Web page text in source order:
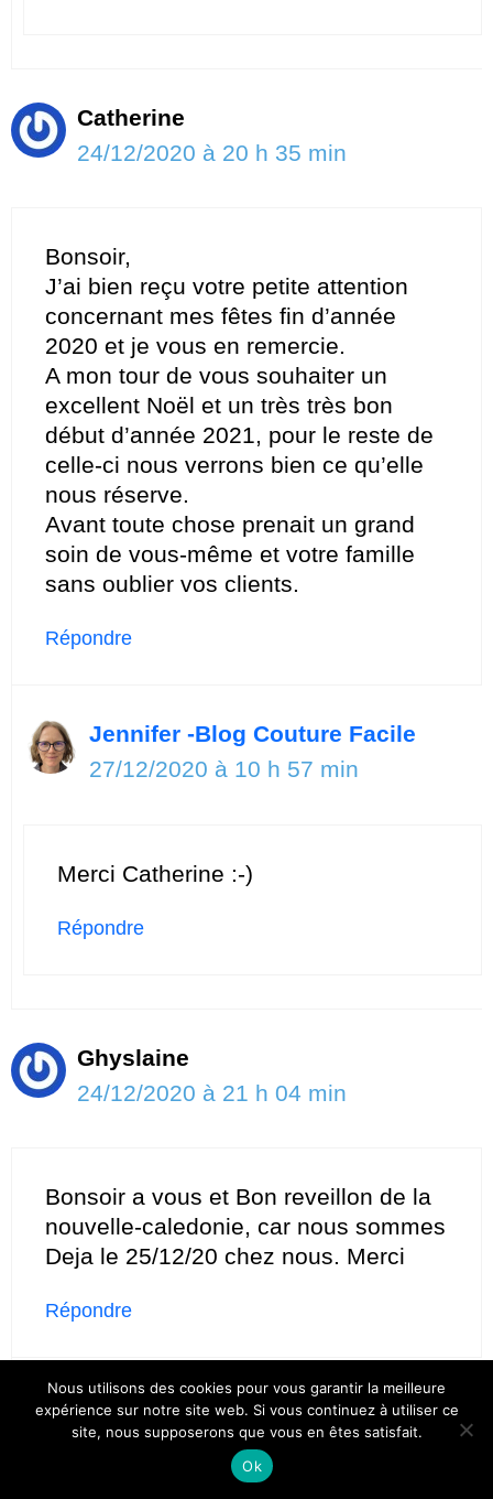
Catherine
24/12/2020 à 20 h 35 min
Bonsoir,
J’ai bien reçu votre petite attention
concernant mes fêtes fin d’année
2020 et je vous en remercie.
A mon tour de vous souhaiter un
excellent Noël et un très très bon
début d’année 2021, pour le reste de
celle-ci nous verrons bien ce qu’elle
nous réserve.
Avant toute chose prenait un grand
soin de vous-même et votre famille
sans oublier vos clients.
Répondre
Jennifer -Blog Couture Facile
27/12/2020 à 10 h 57 min
Merci Catherine :-)
Répondre
Ghyslaine
24/12/2020 à 21 h 04 min
Bonsoir a vous et Bon reveillon de la
nouvelle-caledonie, car nous sommes
Deja le 25/12/20 chez nous. Merci
Répondre
Jennifer -Blog Couture Facile
27/12/2020 à 10 h 56 min
Nous utilisons des cookies pour vous garantir la meilleure
expérience sur notre site web. Si vous continuez à utiliser ce
site, nous supposerons que vous en êtes satisfait.
Ok